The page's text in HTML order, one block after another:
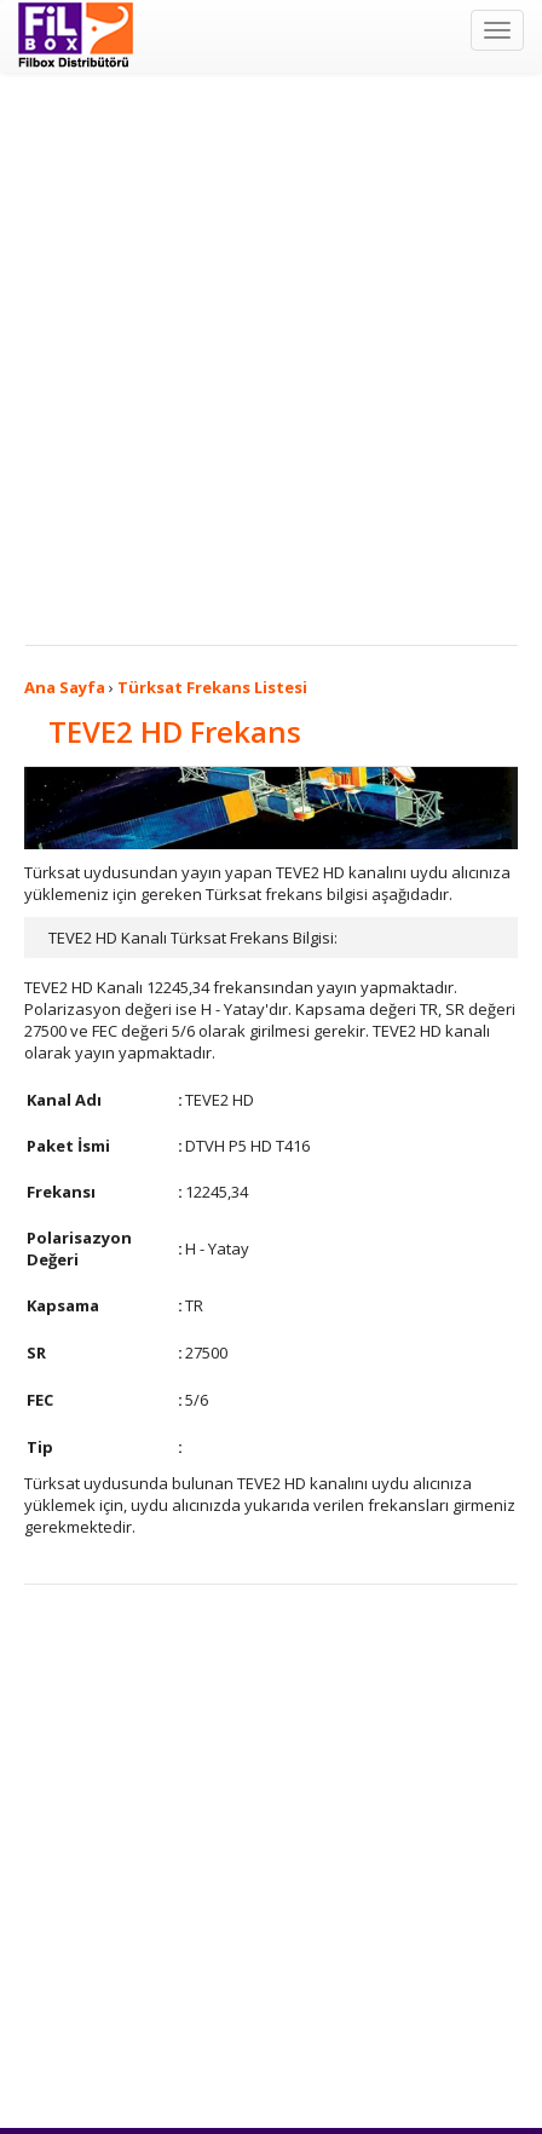
Filbox
Ana Sayfa › Türksat Frekans Listesi
TEVE2 HD Frekans
Türksat uydusundan yayın yapan TEVE2 HD kanalını uydu alıcınıza
yüklemeniz için gereken Türksat frekans bilgisi aşağıdadır.
TEVE2 HD Kanalı Türksat Frekans Bilgisi:
TEVE2 HD Kanalı 12245,34 frekansından yayın yapmaktadır.
Polarizasyon değeri ise H - Yatay'dır. Kapsama değeri TR, SR değeri
27500 ve FEC değeri 5/6 olarak girilmesi gerekir. TEVE2 HD kanalı
olarak yayın yapmaktadır.
Kanal Adı :TEVE2 HD
Paket İsmi :DTVH P5 HD T416
Frekansı : 12245,34
Polarisazyon
Değeri
:H - Yatay
Kapsama :TR
SR :27500
FEC :5/6
Tip
:
Türksat uydusunda bulunan TEVE2 HD kanalını uydu alıcınıza
yüklemek için, uydu alıcınızda yukarıda verilen frekansları girmeniz
gerekmektedir.